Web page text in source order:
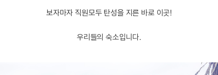
보자마자 직원모두 탄성을 지른 바로 이곳!
우리들의 숙소입니다.